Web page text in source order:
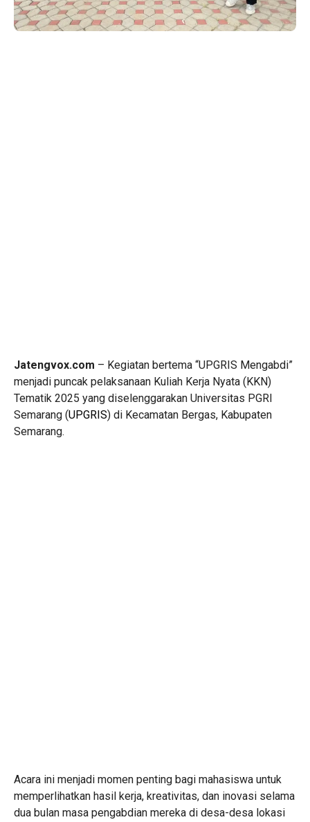
Jatengvox.com – Kegiatan bertema “UPGRIS Mengabdi”
menjadi puncak pelaksanaan Kuliah Kerja Nyata (KKN)
Tematik 2025 yang diselenggarakan Universitas PGRI
Semarang (UPGRIS) di Kecamatan Bergas, Kabupaten
Semarang.
Acara ini menjadi momen penting bagi mahasiswa untuk
memperlihatkan hasil kerja, kreativitas, dan inovasi selama
dua bulan masa pengabdian mereka di desa-desa lokasi